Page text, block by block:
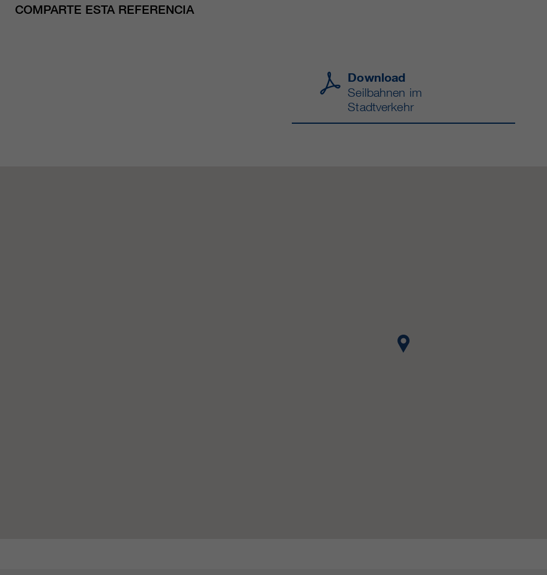
COMPARTE ESTA REFERENCIA
Download
Seilbahnen im
Stadtverkehr